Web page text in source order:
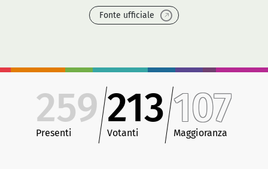
Fonte ufficiale
259
Presenti
213
Votanti
107
Maggioranza